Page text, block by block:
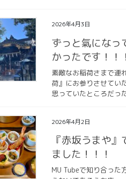
2026年4月3日
ずっと氣になっ
かったです！！！
素敵なお稲荷さまで連
荷』にお参りさせてい
思っていたところだ
2026年4月2日
『赤坂うまや
ました！！！
MU Tubeで知り合った